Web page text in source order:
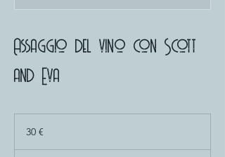
Assaggio del vino con Scott
and Eva
30 €